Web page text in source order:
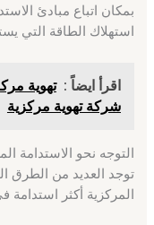
بمكان اتباع مبادئ
استهلاك الطاقة التي
اقرأ ايضاً :
شركة تهوية مركزية
التوجه نحو الاستدامة
توجد العديد من الطرق
المركزية أكثر استدامة